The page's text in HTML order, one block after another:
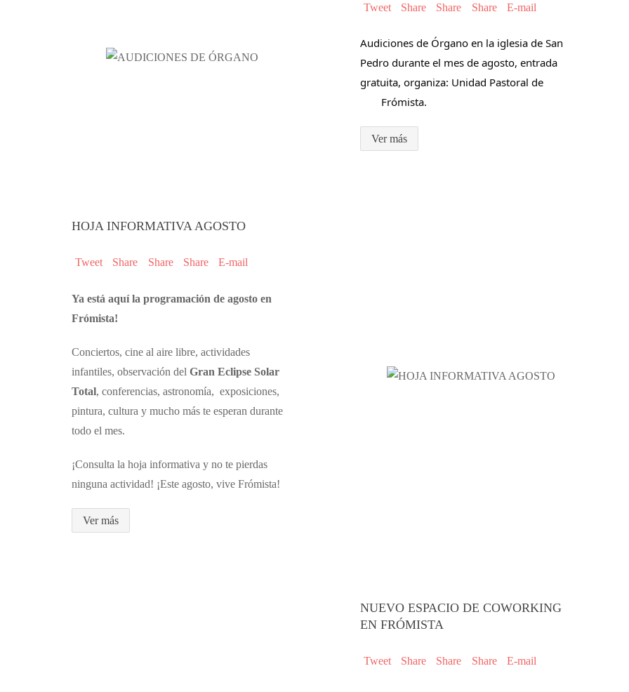
Tweet Share Share Share E-mail
Audiciones de Órgano en la iglesia de San
Pedro durante el mes de agosto, entrada
gratuita, organiza: Unidad Pastoral de
Frómista.
Ver más
HOJA INFORMATIVA AGOSTO
Tweet Share Share Share E-mail
Ya está aquí la programación de agosto en
Frómista!
Conciertos, cine al aire libre, actividades
infantiles, observación del Gran Eclipse Solar
Total, conferencias, astronomía, exposiciones,
pintura, cultura y mucho más te esperan durante
todo el mes.
¡Consulta la hoja informativa y no te pierdas
ninguna actividad! ¡Este agosto, vive Frómista!
Ver más
NUEVO ESPACIO DE COWORKING
EN FRÓMISTA
Tweet Share Share Share E-mail